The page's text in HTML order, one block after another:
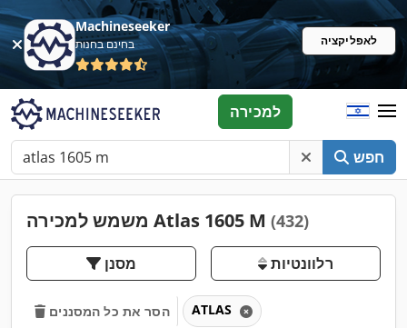
Machineseeker
בחינם בחנות לאפליקציה
חפש
למכירה
משמש למכירה Atlas 1605 M (432)
מסנן רלוונטיות
הסר את כל המסננים ATLAS